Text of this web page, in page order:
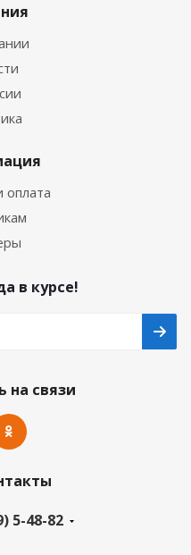
оплата
в курсе!
на связи
5-48-82